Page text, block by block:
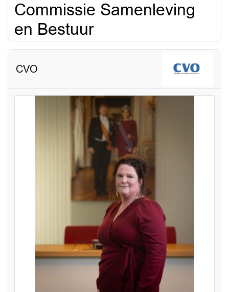
Commissie Samenleving
en Bestuur
CVO